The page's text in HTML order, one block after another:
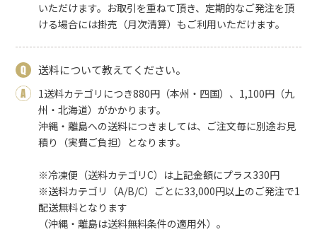
いただけます。お取引を重ねて頂き、定期的なご発注を頂
ける場合には掛売（月次清算）もご利用いただけます。
送料について教えてください。
1送料カテゴリにつき880円（本州・四国）、1,100円（九
州・北海道）がかかります。
沖縄・離島への送料につきましては、ご注文毎に別途お見
積り（実費ご負担）となります。
※冷凍便（送料カテゴリC）は上記金額にプラス330円
※送料カテゴリ（A/B/C）ごとに33,000円以上のご発注で1
配送無料となります
（沖縄・離島は送料無料条件の適用外）。